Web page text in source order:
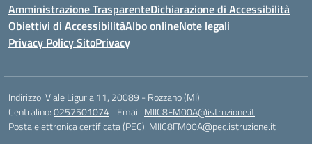
Amministrazione TrasparenteDichiarazione di Accessibilità
Obiettivi di AccessibilitàAlbo onlineNote legali
Privacy Policy SitoPrivacy
Indirizzo:Viale Liguria 11, 20089 - Rozzano (MI)
Centralino:0257501074 Email: MIIC8FM00A@istruzione.it
Posta elettronica certificata (PEC): MIIC8FM00A@pec.istruzione.it